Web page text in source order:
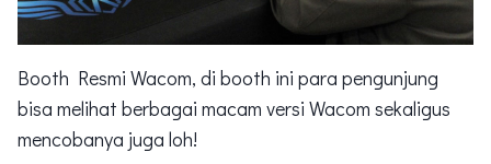
Booth Resmi Wacom, di booth ini para pengunjung
bisa melihat berbagai macam versi Wacom sekaligus
mencobanya juga loh!